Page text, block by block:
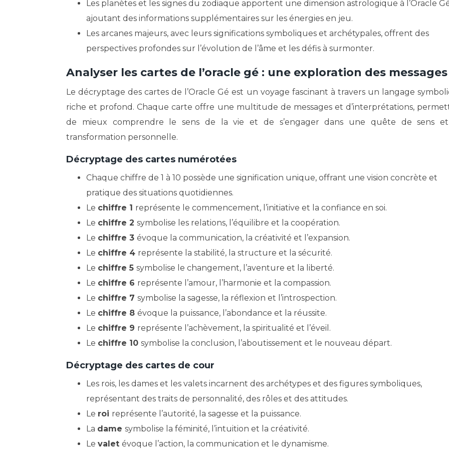
Les planètes et les signes du zodiaque apportent une dimension astrologique à l’Oracle
ajoutant des informations supplémentaires sur les énergies en jeu.
Les arcanes majeurs, avec leurs significations symboliques et archétypales, offrent des
perspectives profondes sur l’évolution de l’âme et les défis à surmonter.
Analyser les cartes de l’oracle gé : une exploration des messages
Le décryptage des cartes de l’Oracle Gé est un voyage fascinant à travers un langage
riche et profond. Chaque carte offre une multitude de messages et d’interprétations,
de mieux comprendre le sens de la vie et de s’engager dans une quête de sens
transformation personnelle.
Décryptage des cartes numérotées
Chaque chiffre de 1 à 10 possède une signification unique, offrant une vision concrète et
pratique des situations quotidiennes.
Le chiffre 1 représente le commencement, l’initiative et la confiance en soi.
Le chiffre 2 symbolise les relations, l’équilibre et la coopération.
Le chiffre 3 évoque la communication, la créativité et l’expansion.
Le chiffre 4 représente la stabilité, la structure et la sécurité.
Le chiffre 5 symbolise le changement, l’aventure et la liberté.
Le chiffre 6 représente l’amour, l’harmonie et la compassion.
Le chiffre 7 symbolise la sagesse, la réflexion et l’introspection.
Le chiffre 8 évoque la puissance, l’abondance et la réussite.
Le chiffre 9 représente l’achèvement, la spiritualité et l’éveil.
Le chiffre 10 symbolise la conclusion, l’aboutissement et le nouveau départ.
Décryptage des cartes de cour
Les rois, les dames et les valets incarnent des archétypes et des figures symboliques,
représentant des traits de personnalité, des rôles et des attitudes.
Le roi représente l’autorité, la sagesse et la puissance.
La dame symbolise la féminité, l’intuition et la créativité.
Le valet évoque l’action, la communication et le dynamisme.